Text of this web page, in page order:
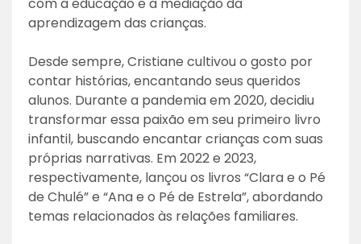
aprendizagem das crianças.
Desde sempre, Cristiane cultivou o gosto por
contar histórias, encantando seus queridos
alunos. Durante a pandemia em 2020, decidiu
transformar essa paixão em seu primeiro livro
infantil, buscando encantar crianças com suas
próprias narrativas. Em 2022 e 2023,
respectivamente, lançou os livros “Clara e o Pé
de Chulé” e “Ana e o Pé de Estrela”, abordando
temas relacionados às relações familiares.